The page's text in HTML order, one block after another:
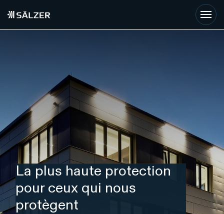
Skip to main content
La plus haute protection
pour ceux qui nous
protègent